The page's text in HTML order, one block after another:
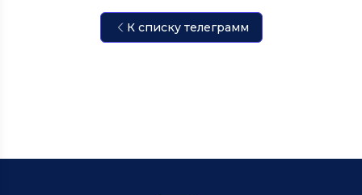
К списку телеграмм